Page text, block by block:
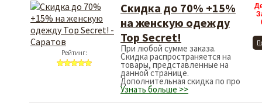
Рейтинг:
Скидка до 70% +15%
на женскую одежду
Top Secret!
При любой сумме заказа.
Скидка распространяется на
товары, представленные на
данной странице.
Дополнительная скидка по про
Узнать больше >>